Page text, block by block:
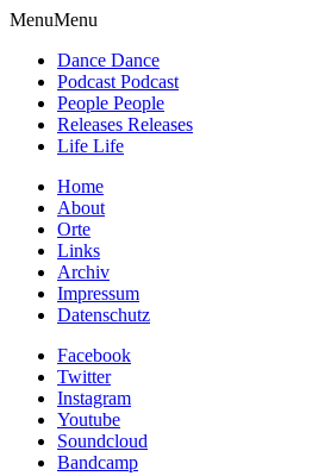
MenuMenu
Dance Dance
Podcast Podcast
People People
Releases Releases
Life Life
Home
About
Orte
Links
Archiv
Impressum
Datenschutz
Facebook
Twitter
Instagram
Youtube
Soundcloud
Bandcamp